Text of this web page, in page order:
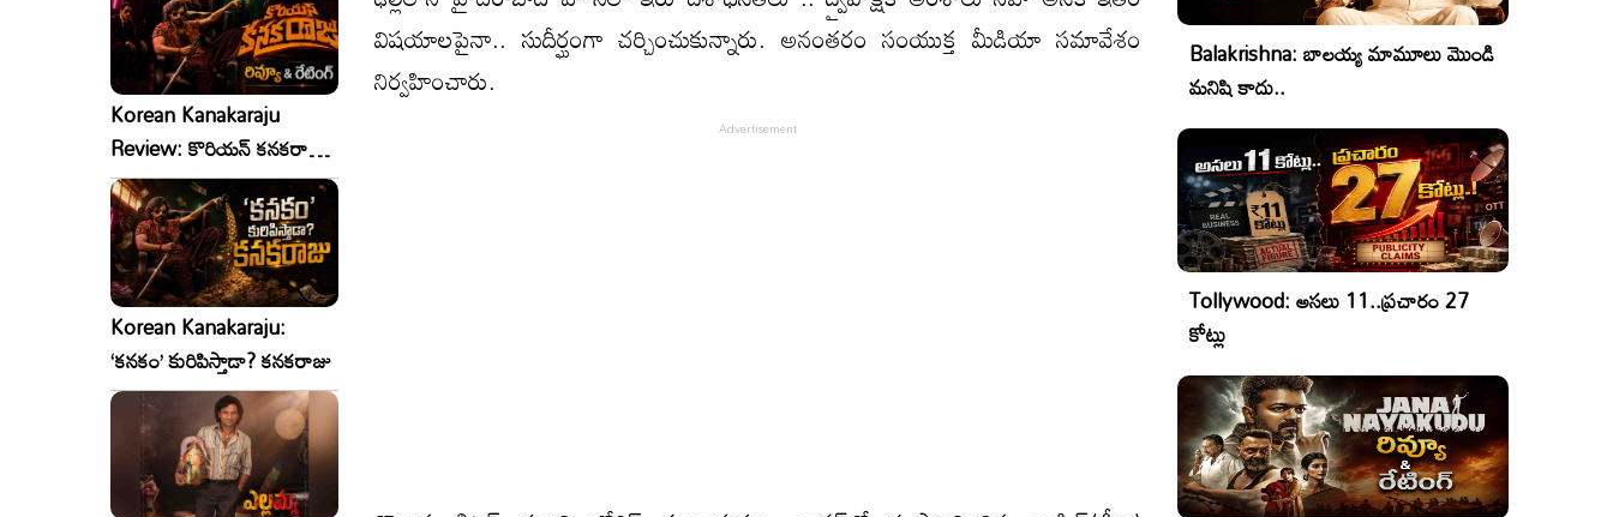
Korean Kanakaraju
Review: కొరియన్ కనకరాజు
రివ్యూ & రేటింగ్!
Korean Kanakaraju:
‘కనకం’ కురిపిస్తాడా? కనకరాజు
విషయాలపైనా.. సుదీర్ఘంగా చర్చించుకున్నారు. అనంతరం సంయుక్త మీడియా సమావేశం
నిర్వహించారు.
Balakrishna: బాలయ్య మామూలు మొండి
మనిషి కాదు..
Tollywood: అసలు 11..ప్రచారం 27
కోట్లు